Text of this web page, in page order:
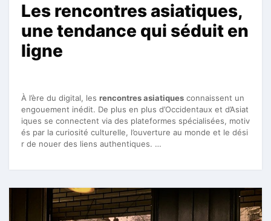
Les rencontres asiatiques,
une tendance qui séduit en
ligne
À l’ère du digital, les rencontres asiatiques connaissent un
engouement inédit. De plus en plus d’Occidentaux et d’Asiat
iques se connectent via des plateformes spécialisées, motiv
és par la curiosité culturelle, l’ouverture au monde et le dési
r de nouer des liens authentiques. …